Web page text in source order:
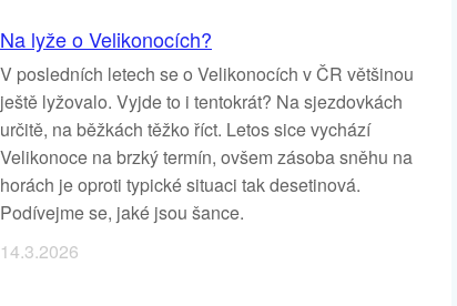
Na lyže o Velikonocích?
V posledních letech se o Velikonocích v ČR většinou
ještě lyžovalo. Vyjde to i tentokrát? Na sjezdovkách
určitě, na běžkách těžko říct. Letos sice vychází
Velikonoce na brzký termín, ovšem zásoba sněhu na
horách je oproti typické situaci tak desetinová.
Podívejme se, jaké jsou šance.
14.3.2026